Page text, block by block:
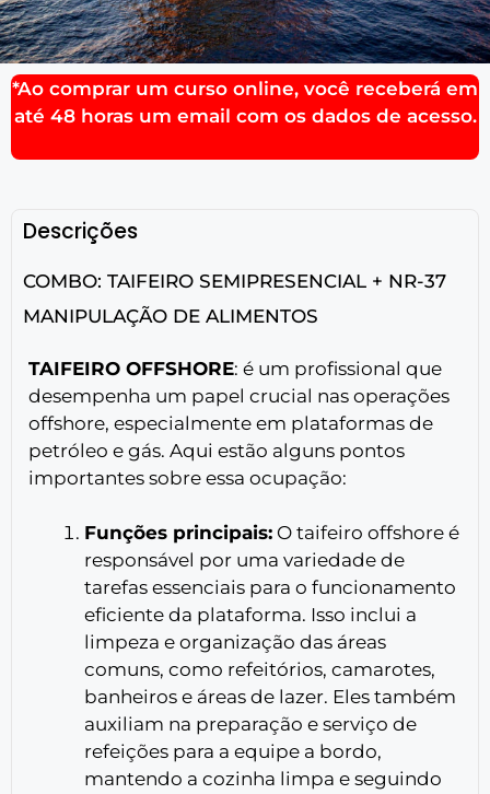
*Ao comprar um curso online, você receberá em
até 48 horas um email com os dados de acesso.
Descrições
COMBO: TAIFEIRO SEMIPRESENCIAL + NR-37
MANIPULAÇÃO DE ALIMENTOS
TAIFEIRO OFFSHORE: é um profissional que
desempenha um papel crucial nas operações
offshore, especialmente em plataformas de
petróleo e gás. Aqui estão alguns pontos
importantes sobre essa ocupação:
Funções principais: O taifeiro offshore é
responsável por uma variedade de
tarefas essenciais para o funcionamento
eficiente da plataforma. Isso inclui a
limpeza e organização das áreas
comuns, como refeitórios, camarotes,
banheiros e áreas de lazer. Eles também
auxiliam na preparação e serviço de
refeições para a equipe a bordo,
mantendo a cozinha limpa e seguindo